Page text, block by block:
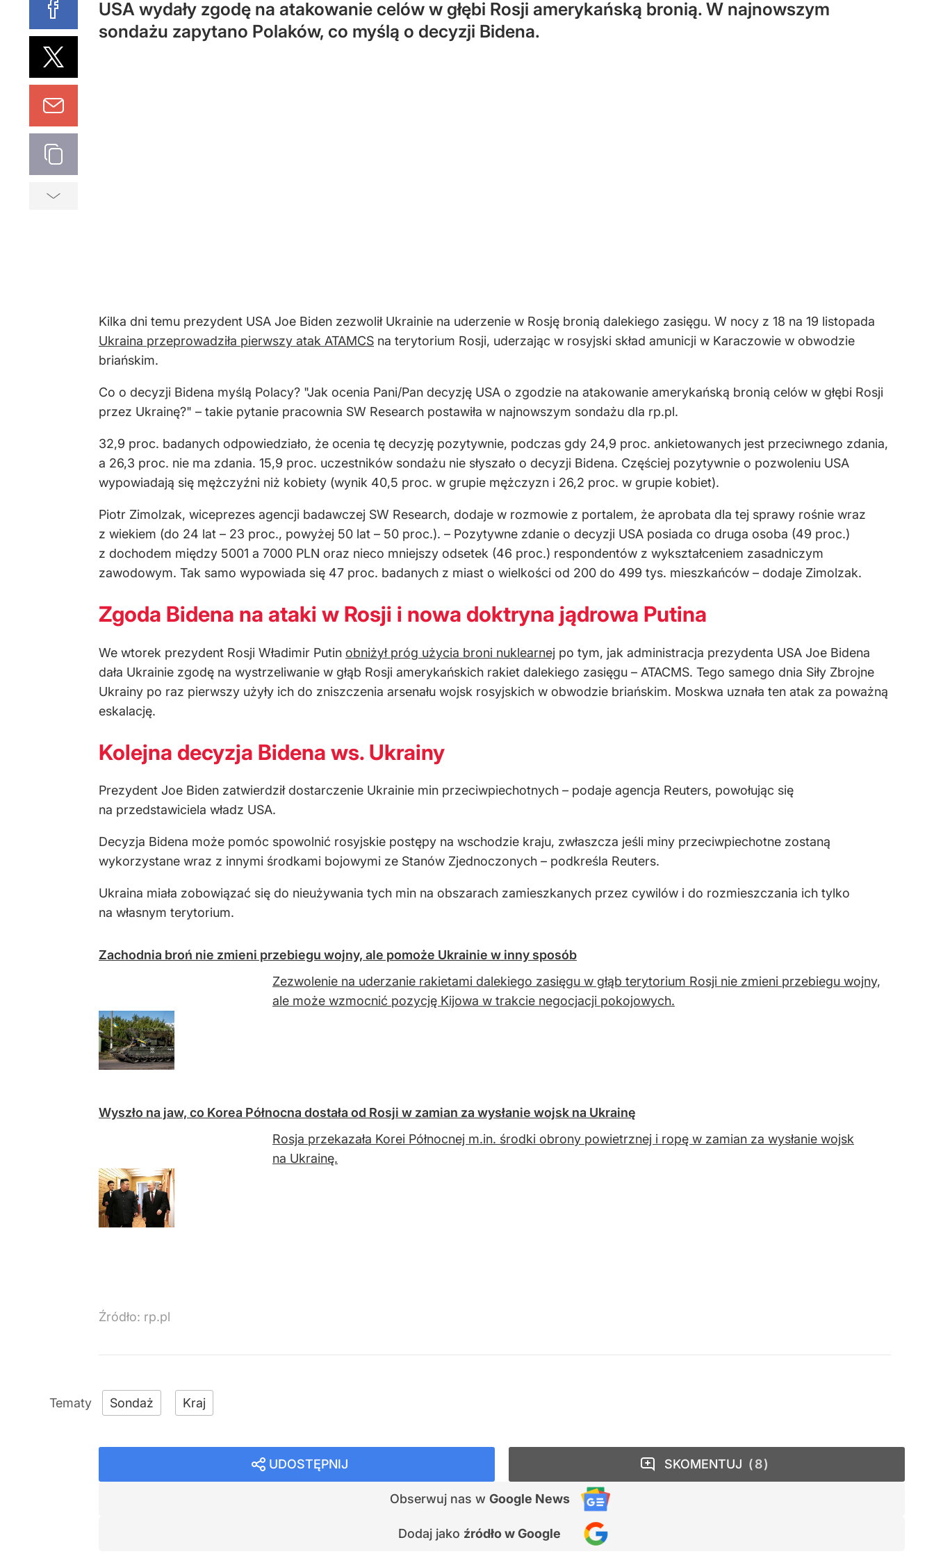
USA wydały zgodę na atakowanie celów w głębi Rosji amerykańską bronią. W najnowszym
sondażu zapytano Polaków, co myślą o decyzji Bidena.
Kilka dni temu prezydent USA Joe Biden zezwolił Ukrainie na uderzenie w Rosję bronią dalekiego zasięgu. W nocy z 18 na 19 listopada
Ukraina przeprowadziła pierwszy atak ATAMCS na terytorium Rosji, uderzając w rosyjski skład amunicji w Karaczowie w obwodzie
briańskim.
Co o decyzji Bidena myślą Polacy? "Jak ocenia Pani/Pan decyzję USA o zgodzie na atakowanie amerykańską bronią celów w głębi Rosji
przez Ukrainę?" – takie pytanie pracownia SW Research postawiła w najnowszym sondażu dla rp.pl.
32,9 proc. badanych odpowiedziało, że ocenia tę decyzję pozytywnie, podczas gdy 24,9 proc. ankietowanych jest przeciwnego zdania,
a 26,3 proc. nie ma zdania. 15,9 proc. uczestników sondażu nie słyszało o decyzji Bidena. Częściej pozytywnie o pozwoleniu USA
wypowiadają się mężczyźni niż kobiety (wynik 40,5 proc. w grupie mężczyzn i 26,2 proc. w grupie kobiet).
Piotr Zimolzak, wiceprezes agencji badawczej SW Research, dodaje w rozmowie z portalem, że aprobata dla tej sprawy rośnie wraz
z wiekiem (do 24 lat – 23 proc., powyżej 50 lat – 50 proc.). – Pozytywne zdanie o decyzji USA posiada co druga osoba (49 proc.)
z dochodem między 5001 a 7000 PLN oraz nieco mniejszy odsetek (46 proc.) respondentów z wykształceniem zasadniczym
zawodowym. Tak samo wypowiada się 47 proc. badanych z miast o wielkości od 200 do 499 tys. mieszkańców – dodaje Zimolzak.
Zgoda Bidena na ataki w Rosji i nowa doktryna jądrowa Putina
We wtorek prezydent Rosji Władimir Putin obniżył próg użycia broni nuklearnej po tym, jak administracja prezydenta USA Joe Bidena
dała Ukrainie zgodę na wystrzeliwanie w głąb Rosji amerykańskich rakiet dalekiego zasięgu – ATACMS. Tego samego dnia Siły Zbrojne
Ukrainy po raz pierwszy użyły ich do zniszczenia arsenału wojsk rosyjskich w obwodzie briańskim. Moskwa uznała ten atak za poważną
eskalację.
Kolejna decyzja Bidena ws. Ukrainy
Prezydent Joe Biden zatwierdził dostarczenie Ukrainie min przeciwpiechotnych – podaje agencja Reuters, powołując się
na przedstawiciela władz USA.
Decyzja Bidena może pomóc spowolnić rosyjskie postępy na wschodzie kraju, zwłaszcza jeśli miny przeciwpiechotne zostaną
wykorzystane wraz z innymi środkami bojowymi ze Stanów Zjednoczonych – podkreśla Reuters.
Ukraina miała zobowiązać się do nieużywania tych min na obszarach zamieszkanych przez cywilów i do rozmieszczania ich tylko
na własnym terytorium.
Zachodnia broń nie zmieni przebiegu wojny, ale pomoże Ukrainie w inny sposób
Zezwolenie na uderzanie rakietami dalekiego zasięgu w głąb terytorium Rosji nie zmieni przebiegu wojny,
ale może wzmocnić pozycję Kijowa w trakcie negocjacji pokojowych.
Wyszło na jaw, co Korea Północna dostała od Rosji w zamian za wysłanie wojsk na Ukrainę
Rosja przekazała Korei Północnej m.in. środki obrony powietrznej i ropę w zamian za wysłanie wojsk
na Ukrainę.
Źródło: rp.pl
Sondaż Kraj
UDOSTĘPNIJ
Obserwuj nas w Google News
Dodaj jako źródło w Google
SKOMENTUJ 8